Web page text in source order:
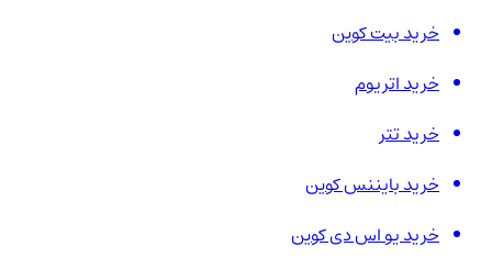
خرید بیت کوین
خرید اتریوم
خرید تتر
خرید بایننس کوین
خرید یو اس دی کوین